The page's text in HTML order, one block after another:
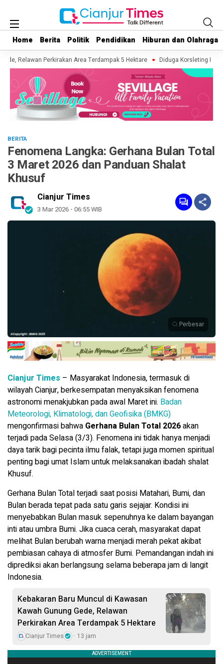
Home Berita Politik Pendidikan Hiburan dan Olahraga
Home Berita Politik Pendidikan Hiburan dan Olahraga
Relawan Perkirakan Area Terdampak 5 Hektare Diduga Korsleting Listrik,
BERITA
Fenomena Langka: Gerhana Bulan Total
3 Maret 2026 dan Panduan Shalat
Khusuf
Cianjur Times
3 Mar 2026 - 06:55 WIB
Perbesar
Cianjur Times – Masyarakat Indonesia, termasuk di
wilayah Cianjur, berkesempatan menyaksikan fenomena
astronomi menakjubkan pada awal Maret ini. Badan
Meteorologi, Klimatologi, dan Geofisika (BMKG)
mengonfirmasi bahwa Gerhana Bulan Total 2026akan
terjadi pada Selasa (3/3). Fenomena ini tidak hanya menjadi
daya tarik bagi pecinta ilmu falak, tetapi juga momen spiritual
penting bagi umat Islam untuk melaksanakan ibadah shalat
Khusuf.
Gerhana Bulan Total terjadi saat posisi Matahari, Bumi, dan
Bulan berada tepat pada satu garis sejajar. Kondisi ini
menyebabkan Bulan masuk sepenuhnya ke dalam bayangan
inti atau umbra Bumi. Jika cuaca cerah, masyarakat dapat
melihat Bulan berubah warna menjadi merah pekat akibat
pembiasan cahaya di atmosfer Bumi. Pemandangan indah ini
diprediksi akan berlangsung selama beberapa jam di langit
Indonesia.
Kebakaran Baru Muncul di Kawasan
Kawah Gunung Gede, Relawan
Perkirakan Area Terdampak 5 Hektare
Cianjur Times 13 jam